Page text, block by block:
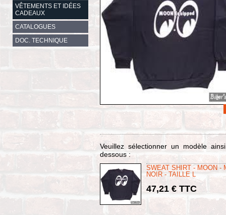
VÊTEMENTS ET IDÉES
CADEAUX
CATALOGUES
DOC. TECHNIQUE
Veuillez sélectionner un modèle
dessous :
SWEAT SHIRT - MOON -
NOIR - TAILLE L
47,21 € TTC